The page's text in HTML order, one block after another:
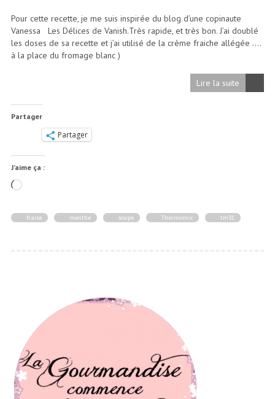
Pour cette recette, je me suis inspirée du blog d’une copinaute
Vanessa Les Délices de Vanish.Très rapide, et très bon. J’ai doublé
les doses de sa recette et j’ai utilisé de la crème fraiche allégée ….
à la place du fromage blanc )
Lire la suite
Partager
Partager
J’aime ça :
Chargement…
fraise menthe soupe Thermomix tm31